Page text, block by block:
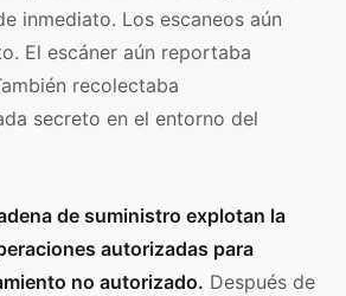
inmediato. Los escaneos aún
El escáner aún reportaba
recolectaba
secreto en el entorno del
de suministro explotan la
autorizadas para
no autorizado. Después de